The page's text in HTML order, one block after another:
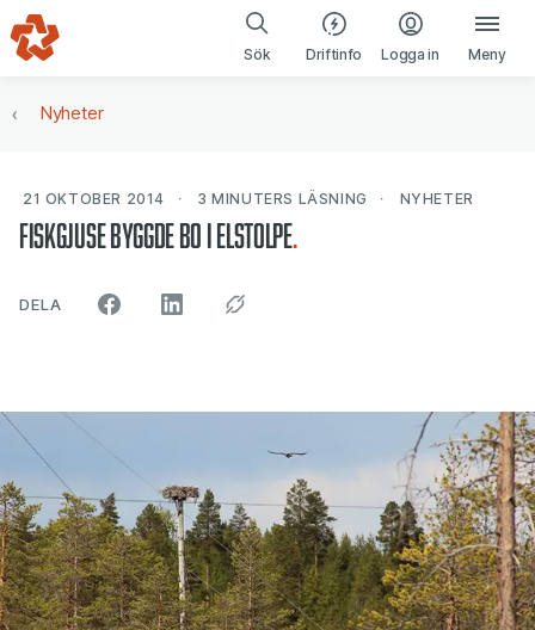
Gå till navigering
Gå till innehåll
Sök Driftinfo Logga in(öppnas i ny
Meny
Nyheter
21 OKTOBER 2014 3 MINUTERS LÄSNING NYHETER
Fiskgjuse byggde bo i elstolpe
DELA ARTIKELN PÅ SOCIALA MEDIER"